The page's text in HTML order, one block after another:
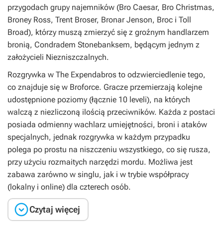
przygodach grupy najemników (Bro Caesar, Bro Christmas,
Broney Ross, Trent Broser, Bronar Jenson, Broc i Toll
Broad), którzy muszą zmierzyć się z groźnym handlarzem
bronią, Condradem Stonebanksem, będącym jednym z
założycieli Niezniszczalnych.
Rozgrywka w The Expendabros to odzwierciedlenie tego,
co znajduje się w Broforce. Gracze przemierzają kolejne
udostępnione poziomy (łącznie 10 leveli), na których
walczą z niezliczoną ilością przeciwników. Każda z postaci
posiada odmienny wachlarz umiejętności, broni i ataków
specjalnych, jednak rozgrywka w każdym przypadku
polega po prostu na niszczeniu wszystkiego, co się rusza,
przy użyciu rozmaitych narzędzi mordu. Możliwa jest
zabawa zarówno w singlu, jak i w trybie współpracy
(lokalny i online) dla czterech osób.
Czytaj więcej